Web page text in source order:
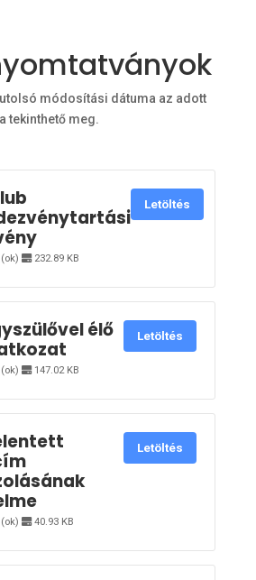
módosítási dátuma az adott
tekinthető meg.
232.89 KB
Letöltés
élő
147.02 KB
Letöltés
40.93 KB
Letöltés